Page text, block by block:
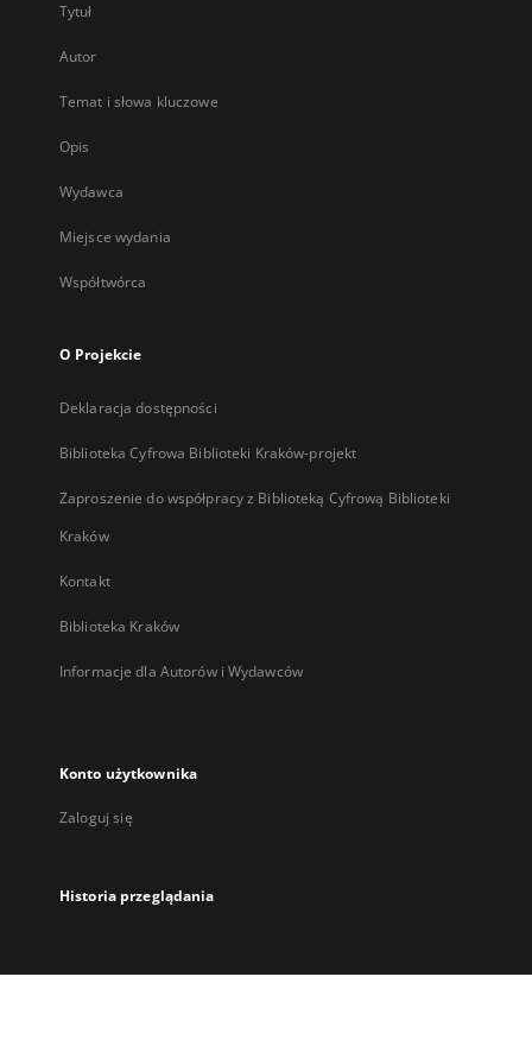
Tytuł
Autor
Temat i słowa kluczowe
Opis
Wydawca
Miejsce wydania
Współtwórca
O Projekcie
Deklaracja dostępności
Biblioteka Cyfrowa Biblioteki Kraków-projekt
Zaproszenie do współpracy z Biblioteką Cyfrową Biblioteki
Kraków
Kontakt
Biblioteka Kraków
Informacje dla Autorów i Wydawców
Konto użytkownika
Zaloguj się
Historia przeglądania